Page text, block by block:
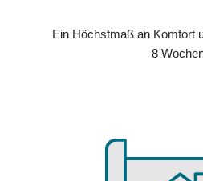
Ein Höchstmaß an Komfort
8